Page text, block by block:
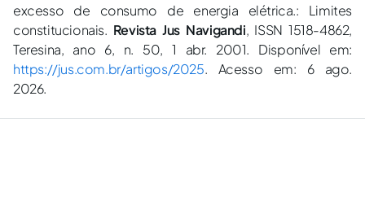
excesso de consumo de energia elétrica.: Limites
constitucionais. Revista Jus Navigandi, ISSN 1518-4862,
Teresina, ano 6, n. 50, 1 abr. 2001. Disponível em:
https://jus.com.br/artigos/2025. Acesso em: 6 ago.
2026.